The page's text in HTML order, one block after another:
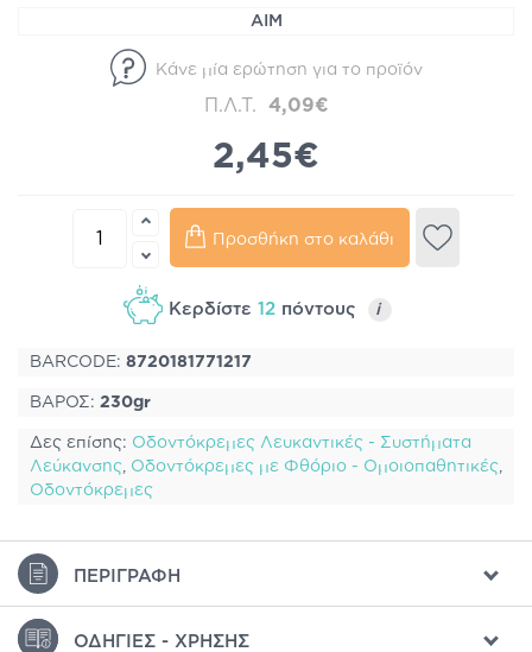
AIM
Κάνε μία ερώτηση για το προϊόν
Π.Λ.Τ. 4,09€
2,45€
Προσθήκη στο καλάθι
Κερδίστε 12πόντους i
BARCODE: 8720181771217
ΒΑΡΟΣ: 230gr
Δες επίσης: Οδοντόκρεμες Λευκαντικές - Συστήματα
Λεύκανσης, Οδοντόκρεμες με Φθόριο - Ομοιoπαθητικές,
Οδοντόκρεμες
ΠΕΡΙΓΡΑΦΉ
ΟΔΗΓΊΕΣ - ΧΡΉΣΗΣ